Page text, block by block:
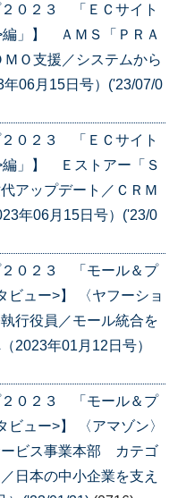
２０２３ 「ＥＣサイト
」】 ＡＭＳ「ＰＲＡ
Ｏ支援／システムから
06月15日号）('23/07/0
２０２３ 「ＥＣサイト
」】 Ｅストアー「Ｓ
アップデート／ＣＲＭ
年06月15日号）('23/0
２０２３ 「モール＆プ
ュー>】 〈ヤフーショ
行役員／モール統合を
2023年01月12日号）
２０２３ 「モール＆プ
ュー>】 〈アマゾン〉
ビス事業本部 カテゴ
日本の中小企業を支え